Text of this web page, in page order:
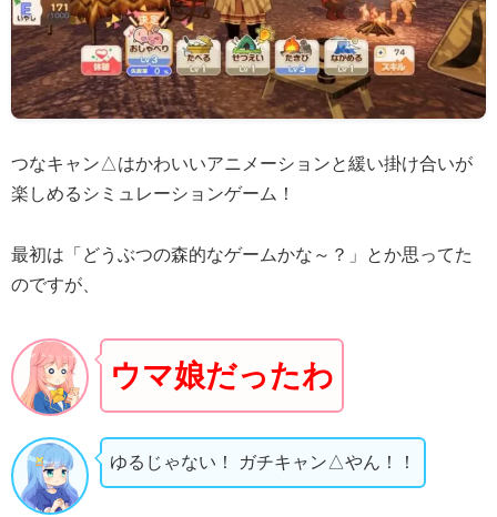
つなキャン△はかわいいアニメーションと緩い掛け合いが
楽しめるシミュレーションゲーム！
最初は「どうぶつの森的なゲームかな～？」とか思ってた
のですが、
ウマ娘だったわ
ゆるじゃない！ ガチキャン△やん！！